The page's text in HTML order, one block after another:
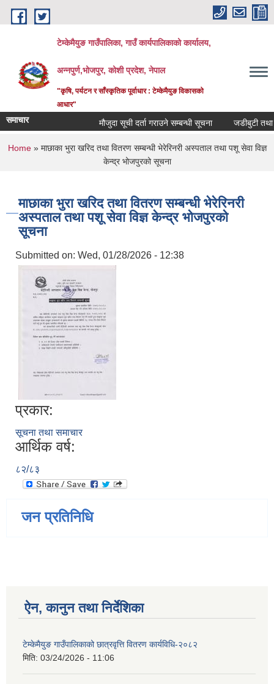
Skip to main content
टेम्केमैयुङ गाउँपालिका, गाउँ कार्यपालिकाको कार्यालय,
अन्नपुर्ण,भोजपुर, कोशी प्रदेश, नेपाल
"कृषि, पर्यटन र साँस्कृतिक पूर्वाधार : टेम्केमैयुङ विकासको
आधार"
समाचार मौजुदा सूची दर्ता गराउने सम्बन्धी सूचना जडीबुटी तथा
You are here
Home» माछाका भुरा खरिद तथा वितरण सम्बन्धी भेरेरिनरी अस्पताल तथा पशू सेवा विज्ञ
केन्द्र भोजपुरको सूचना
माछाका भुरा खरिद तथा वितरण सम्बन्धी भेरेरिनरी
अस्पताल तथा पशू सेवा विज्ञ केन्द्र भोजपुरको
सूचना
Submitted on: Wed, 01/28/2026 - 12:38
प्रकार:
सूचना तथा समाचार
आर्थिक वर्ष:
८२/८३
जन प्रतिनिधि
ऐन, कानुन तथा निर्देशिका
टेम्केमैयुङ गाउँपालिकाको छात्रवृत्ति वितरण कार्यविधि-२०८२
मिति: 03/24/2026 - 11:06